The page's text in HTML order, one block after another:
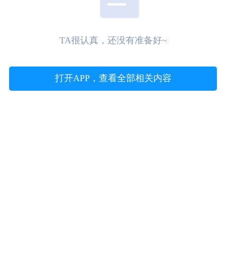
TA很认真，还没有准备好~
打开APP，查看全部相关内容